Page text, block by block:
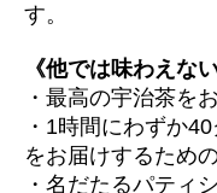
す。
《他では味わえな
・最高の宇治茶を
・1時間にわずか
をお届けするため
・名だたるパティ